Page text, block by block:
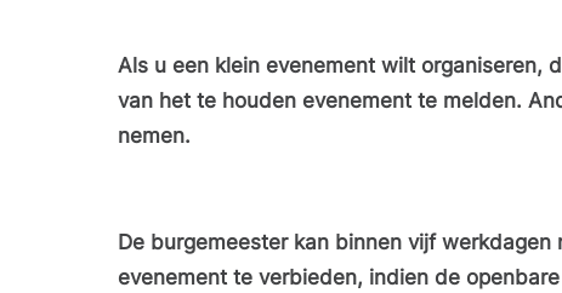
Als u een klein evenement wilt organiseren,
van het te houden evenement te melden.
nemen.
De burgemeester kan binnen vijf
evenement te verbieden, indien de